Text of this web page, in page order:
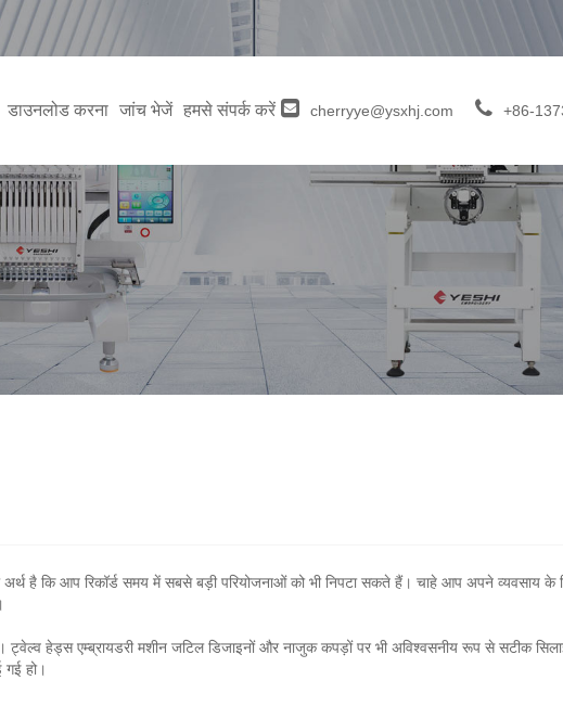
डाउनलोड करना जांच भेजें हमसे संपर्क करें cherryye@ysxhj.com +86-
है कि आप रिकॉर्ड समय में सबसे बड़ी परियोजनाओं को भी निपटा सकते हैं। चाहे आप अपने व्यवसाय के
हेड्स एम्ब्रायडरी मशीन जटिल डिजाइनों और नाजुक कपड़ों पर भी अविश्वसनीय रूप से सटीक
हो।